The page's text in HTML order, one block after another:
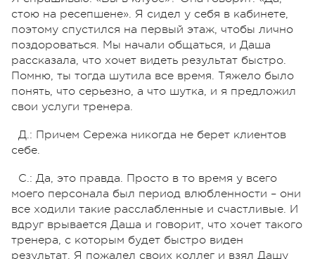
стою на ресепшене». Я сидел у себя в кабинете,
поэтому спустился на первый этаж, чтобы лично
поздороваться. Мы начали общаться, и Даша
рассказала, что хочет видеть результат быстро.
Помню, ты тогда шутила все время. Тяжело было
понять, что серьезно, а что шутка, и я предложил
свои услуги тренера.
Д.: Причем Сережа никогда не берет клиентов
себе.
С.: Да, это правда. Просто в то время у всего
моего персонала был период влюбленности – они
все ходили такие расслабленные и счастливые. И
вдруг врывается Даша и говорит, что хочет такого
тренера, с которым будет быстро виден
результат. Я пожалел своих коллег и взял Дашу